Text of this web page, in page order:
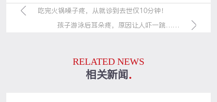
吃完火锅嗓子疼，从就诊到去世仅10分钟！
孩子游泳后耳朵疼，原因让人吓一跳……
RELATED NEWS
相关新闻